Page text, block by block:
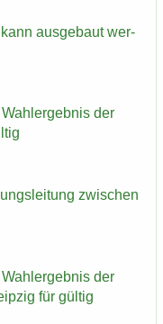
aus­ge­baut wer­
der
zwi­schen
der
für gül­tig